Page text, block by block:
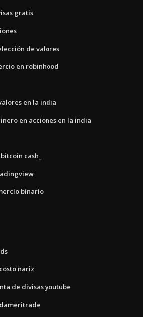
gratis
de valores
en robinhood
en la india
en acciones en la india
cash_
binario
nariz
de divisas youtube